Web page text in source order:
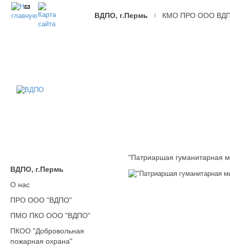
ВДПО, г.Пермь КМО ПРО ООО
ВДПО, г.Пермь
О нас
ПРО ООО "ВДПО"
ПМО ПКО ООО "ВДПО"
ПКОО "Добровольная
пожарная охрана"
"Патриаршая гуманитарная